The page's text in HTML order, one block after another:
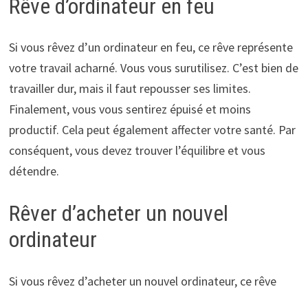
Rêve d’ordinateur en feu
Si vous rêvez d’un ordinateur en feu, ce rêve représente
votre travail acharné. Vous vous surutilisez. C’est bien de
travailler dur, mais il faut repousser ses limites.
Finalement, vous vous sentirez épuisé et moins
productif. Cela peut également affecter votre santé. Par
conséquent, vous devez trouver l’équilibre et vous
détendre.
Rêver d’acheter un nouvel
ordinateur
Si vous rêvez d’acheter un nouvel ordinateur, ce rêve